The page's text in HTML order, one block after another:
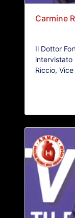
Carmine
Il Dottor
intervistato
Riccio,